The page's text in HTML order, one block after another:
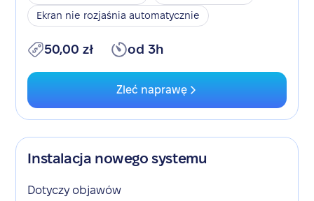
Ekran nie rozjaśnia automatycznie
50,00 zł od 3h
Zleć naprawę
Instalacja nowego systemu
Dotyczy objawów